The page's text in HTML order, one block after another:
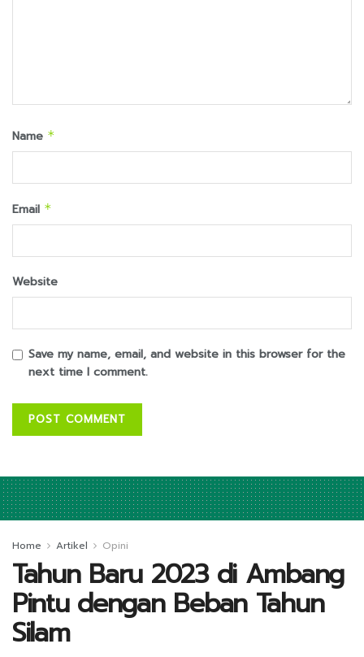
Name *
Email *
Website
Save my name, email, and website in this browser for the
next time I comment.
Home Artikel Opini
Tahun Baru 2023 di Ambang
Pintu dengan Beban Tahun
Silam